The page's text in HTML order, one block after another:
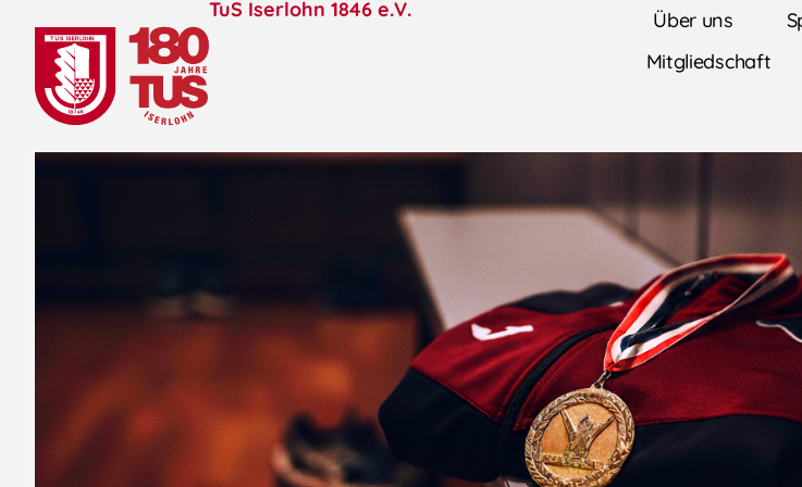
TuS Iserlohn 1846 e.V. Über uns
Mitgliedschaft